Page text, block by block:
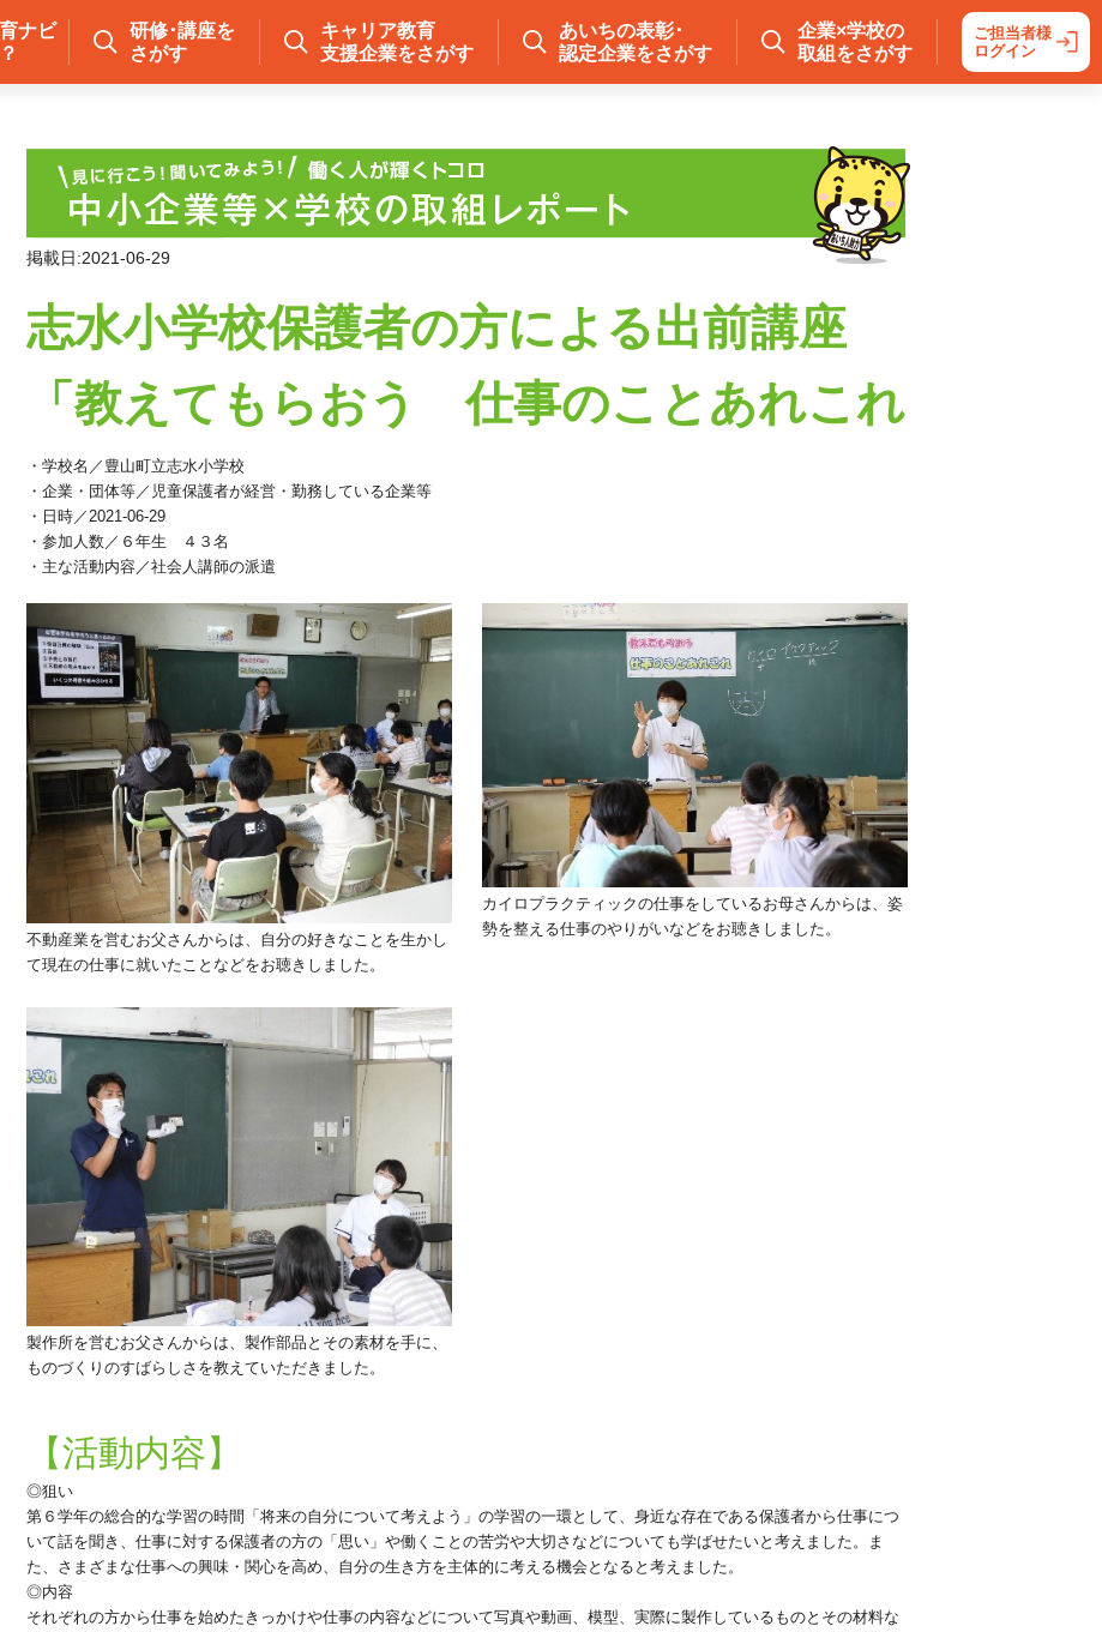
ナビ
研修･講座を
さがす
キャリア教育
支援企業をさがす
あいちの表彰･
認定企業をさがす
企業×学校の
取組をさがす
ご担当者様
ログイン
掲載日:2021-06-29
志水小学校保護者の方による出前講座
「教えてもらおう 仕事のことあれこれ
・学校名／豊山町立志水小学校
・企業・団体等／児童保護者が経営・勤務している企業等
・日時／2021-06-29
・参加人数／６年生 ４３名
・主な活動内容／社会人講師の派遣
不動産業を営むお父さんからは、自分の好きなことを生かし
て現在の仕事に就いたことなどをお聴きしました。
カイロプラクティックの仕事をしているお母さんからは、姿
勢を整える仕事のやりがいなどをお聴きしました。
製作所を営むお父さんからは、製作部品とその素材を手に、
ものづくりのすばらしさを教えていただきました。
【活動内容】
◎狙い
第６学年の総合的な学習の時間「将来の自分について考えよう」の学習の一環として、身近な存在である保護者から仕事につ
いて話を聞き、仕事に対する保護者の方の「思い」や働くことの苦労や大切さなどについても学ばせたいと考えました。ま
た、さまざまな仕事への興味・関心を高め、自分の生き方を主体的に考える機会となると考えました。
◎内容
それぞれの方から仕事を始めたきっかけや仕事の内容などについて写真や動画、模型、実際に製作しているものとその材料な